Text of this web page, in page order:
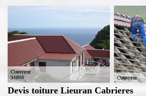
Devis toiture Lieuran Cabrieres